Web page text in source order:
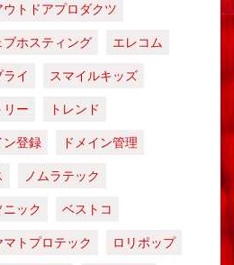
ウトドアプロダクツ
ブホスティング
エレコム
イ
スマイルキッズ
リー
トレンド
ン登録
ドメイン管理
ノムラテック
ック
ベストコ
マトプロテック
ロリポップ